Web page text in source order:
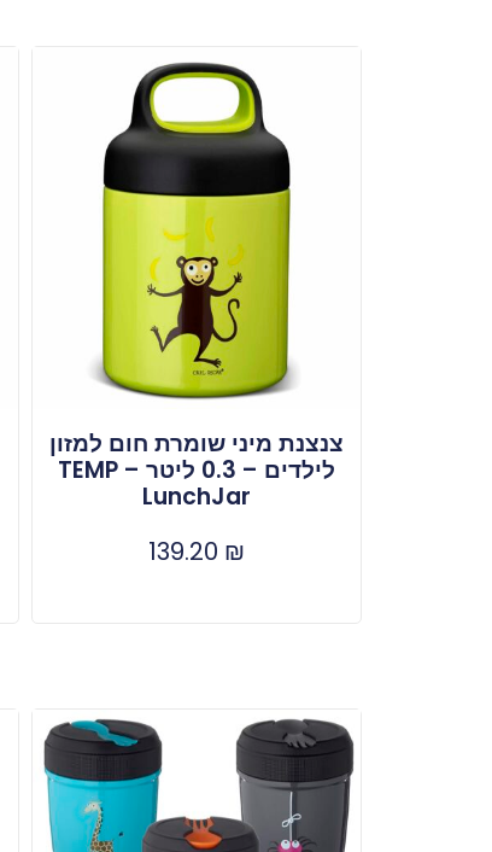
צנצנת מיני שומרת חום למזון
לילדים – 0.3 ליטר – TEMP
LunchJar
139.20 ₪